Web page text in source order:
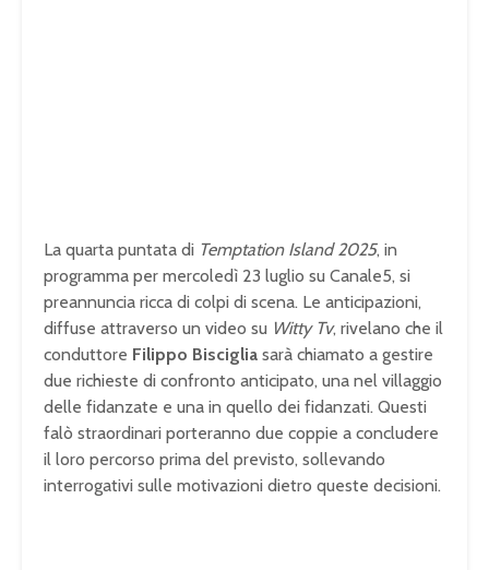
La quarta puntata di Temptation Island 2025, in
programma per mercoledì 23 luglio su Canale5, si
preannuncia ricca di colpi di scena. Le anticipazioni,
diffuse attraverso un video su Witty Tv, rivelano che il
conduttore Filippo Bisciglia sarà chiamato a gestire
due richieste di confronto anticipato, una nel villaggio
delle fidanzate e una in quello dei fidanzati. Questi
falò straordinari porteranno due coppie a concludere
il loro percorso prima del previsto, sollevando
interrogativi sulle motivazioni dietro queste decisioni.